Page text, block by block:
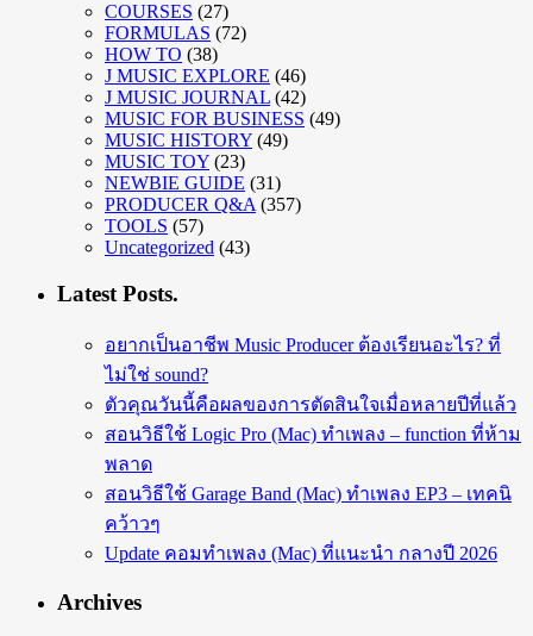
COURSES (27)
FORMULAS (72)
HOW TO (38)
J MUSIC EXPLORE (46)
J MUSIC JOURNAL (42)
MUSIC FOR BUSINESS (49)
MUSIC HISTORY (49)
MUSIC TOY (23)
NEWBIE GUIDE (31)
PRODUCER Q&A (357)
TOOLS (57)
Uncategorized (43)
Latest Posts.
อยากเป็นอาชีพ Music Producer ต้องเรียนอะไร? ที่
ไม่ใช่ sound?
ตัวคุณวันนี้คือผลของการตัดสินใจเมื่อหลายปีที่แล้ว
สอนวิธีใช้ Logic Pro (Mac) ทำเพลง – function ที่ห้าม
พลาด
สอนวิธีใช้ Garage Band (Mac) ทำเพลง EP3 – เทคนิ
คว้าวๆ
Update คอมทำเพลง (Mac) ที่แนะนำ กลางปี 2026
Archives